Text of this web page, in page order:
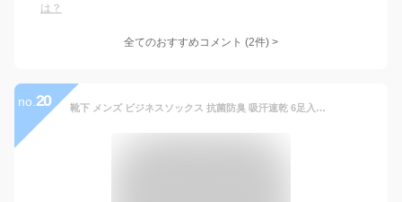
は？
全てのおすすめコメント (2件) >
no. 20 靴下 メンズ ビジネスソックス 抗菌防臭 吸汗速乾 6足入り ショートソックス 臭わない 消臭 通気 高級綿 四季適用 スポーツ 通勤通学 (ミドル丈/黒)